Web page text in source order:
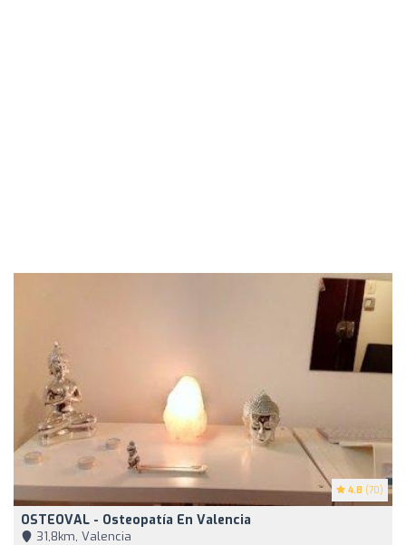
4.8 (70)
OSTEOVAL - Osteopatía En Valencia
31,8km, Valencia